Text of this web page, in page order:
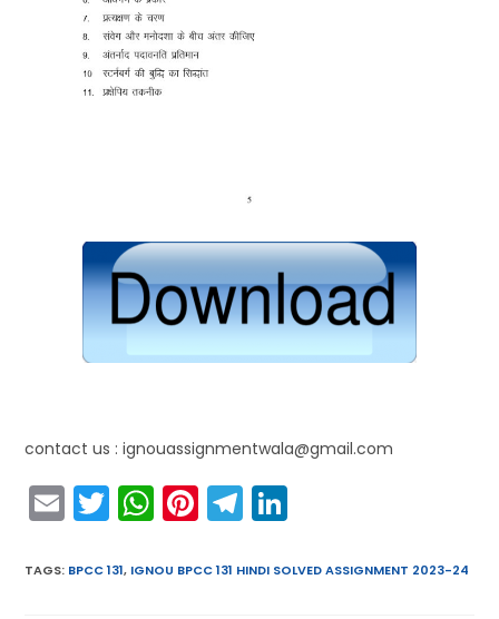
contact us : ignouassignmentwala@gmail.com
E
m
ai
T
w
itt
W
h
a
Pi
nt
er
T
el
e k
TAGS: BPCC 131, IGNOU BPCC 131 HINDI SOLVED ASSIGNMENT 2023-24